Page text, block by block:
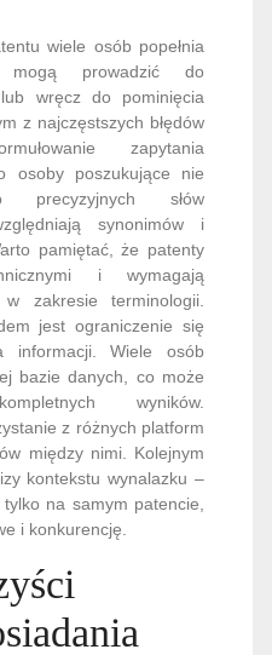
wiele osób popełnia
prowadzić do
wręcz do pominięcia
z najczęstszych błędów
zapytania
osoby poszukujące nie
precyzyjnych słów
synonimów i
pamiętać, że patenty
i wymagają
zakresie terminologii.
jest ograniczenie się
informacji. Wiele osób
bazie danych, co może
wyników.
z różnych platform
między nimi. Kolejnym
kontekstu wynalazku –
na samym patencie,
i konkurencję.